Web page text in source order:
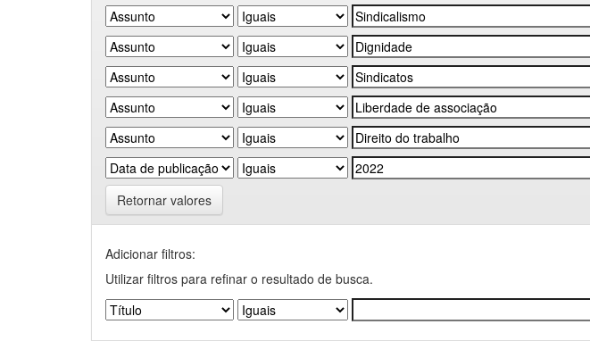
Retornar valores
Adicionar filtros:
Utilizar filtros para refinar o resultado de busca.